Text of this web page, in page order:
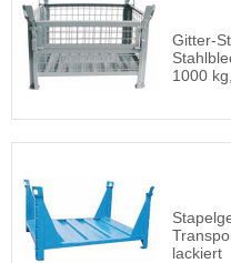
Gitter-
1000
lackiert